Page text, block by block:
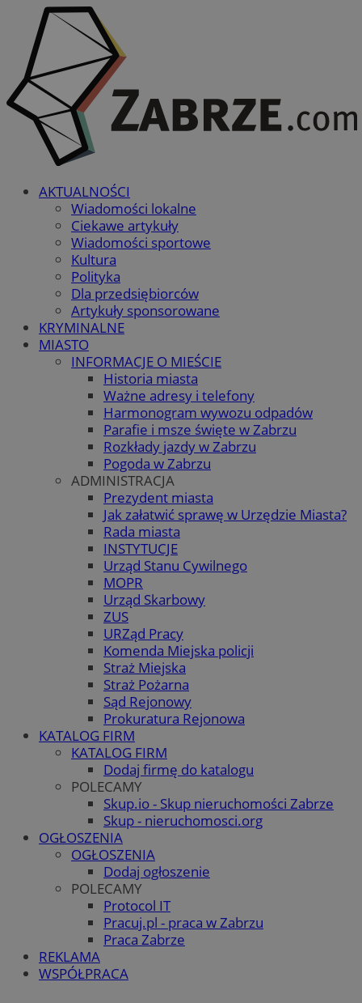
AKTUALNOŚCI
Wiadomości lokalne
Ciekawe artykuły
Wiadomości sportowe
Kultura
Polityka
Dla przedsiębiorców
Artykuły sponsorowane
KRYMINALNE
MIASTO
INFORMACJE O MIEŚCIE
Historia miasta
Ważne adresy i telefony
Harmonogram wywozu odpadów
Parafie i msze święte w Zabrzu
Rozkłady jazdy w Zabrzu
Pogoda w Zabrzu
ADMINISTRACJA
Prezydent miasta
Jak załatwić sprawę w Urzędzie Miasta?
Rada miasta
INSTYTUCJE
Urząd Stanu Cywilnego
MOPR
Urząd Skarbowy
ZUS
URZąd Pracy
Komenda Miejska policji
Straż Miejska
Straż Pożarna
Sąd Rejonowy
Prokuratura Rejonowa
KATALOG FIRM
KATALOG FIRM
Dodaj firmę do katalogu
POLECAMY
Skup.io - Skup nieruchomości Zabrze
Skup - nieruchomosci.org
OGŁOSZENIA
OGŁOSZENIA
Dodaj ogłoszenie
POLECAMY
Protocol IT
Pracuj.pl - praca w Zabrzu
Praca Zabrze
REKLAMA
WSPÓŁPRACA